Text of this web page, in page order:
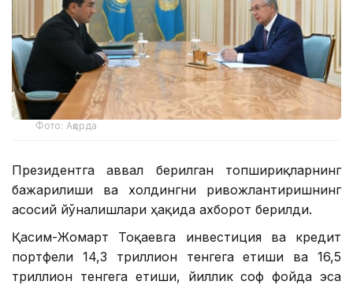
Фото: Ақорда
Президентга аввал берилган топшириқларнинг
бажарилиши ва холдингни ривожлантиришнинг
асосий йўналишлари ҳақида ахборот берилди.
Қасим-Жомарт Тоқаевга инвестиция ва кредит
портфели 14,3 триллион тенгега етиши ва 16,5
триллион тенгега етиши, йиллик соф фойда эса